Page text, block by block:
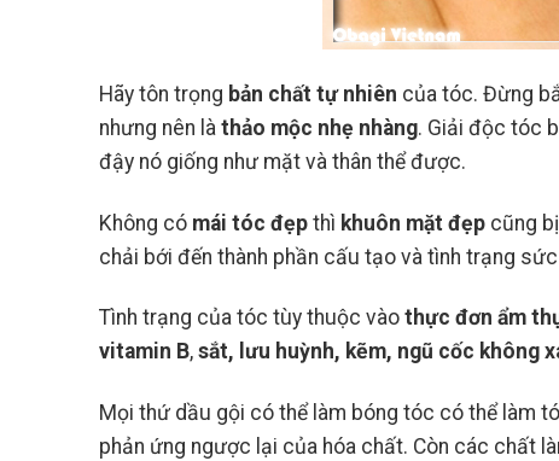
Hãy tôn trọng bản chất tự nhiên của tóc. Đừng
nhưng nên là thảo mộc nhẹ nhàng. Giải độc tóc
đậy nó giống như mặt và thân thể được.
Không có mái tóc đẹp thì khuôn mặt đẹp cũng
chải bới đến thành phần cấu tạo và tình trạng
Tình trạng của tóc tùy thuộc vào thực đơn ẩm
vitamin B, sắt, lưu huỳnh, kẽm, ngũ cốc không
Mọi thứ dầu gội có thể làm bóng tóc có thể làm
phản ứng ngược lại của hóa chất. Còn các chất